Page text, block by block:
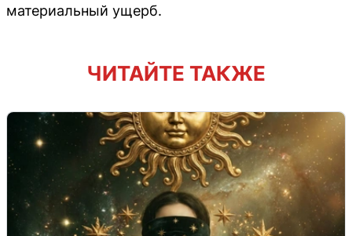
материальный ущерб.
ЧИТАЙТЕ ТАКЖЕ